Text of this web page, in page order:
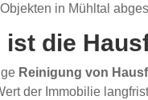
in Mühltal
ist die
Reinigung von
der Immobilie